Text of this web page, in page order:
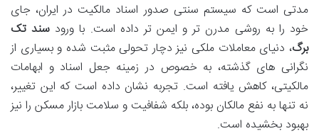
مدتی است که سیستم سنتی صدور اسناد مالکیت در ایران، جای
خود را به روشی مدرن تر و ایمن تر داده است. با ورود سند تک
برگ، دنیای معاملات ملکی نیز دچار تحولی مثبت شده و بسیاری از
نگرانی های گذشته، به خصوص در زمینه جعل اسناد و ابهامات
مالکیتی، کاهش یافته است. تجربه نشان داده است که این تغییر،
نه تنها به نفع مالکان بوده، بلکه شفافیت و سلامت بازار مسکن را نیز
بهبود بخشیده است.